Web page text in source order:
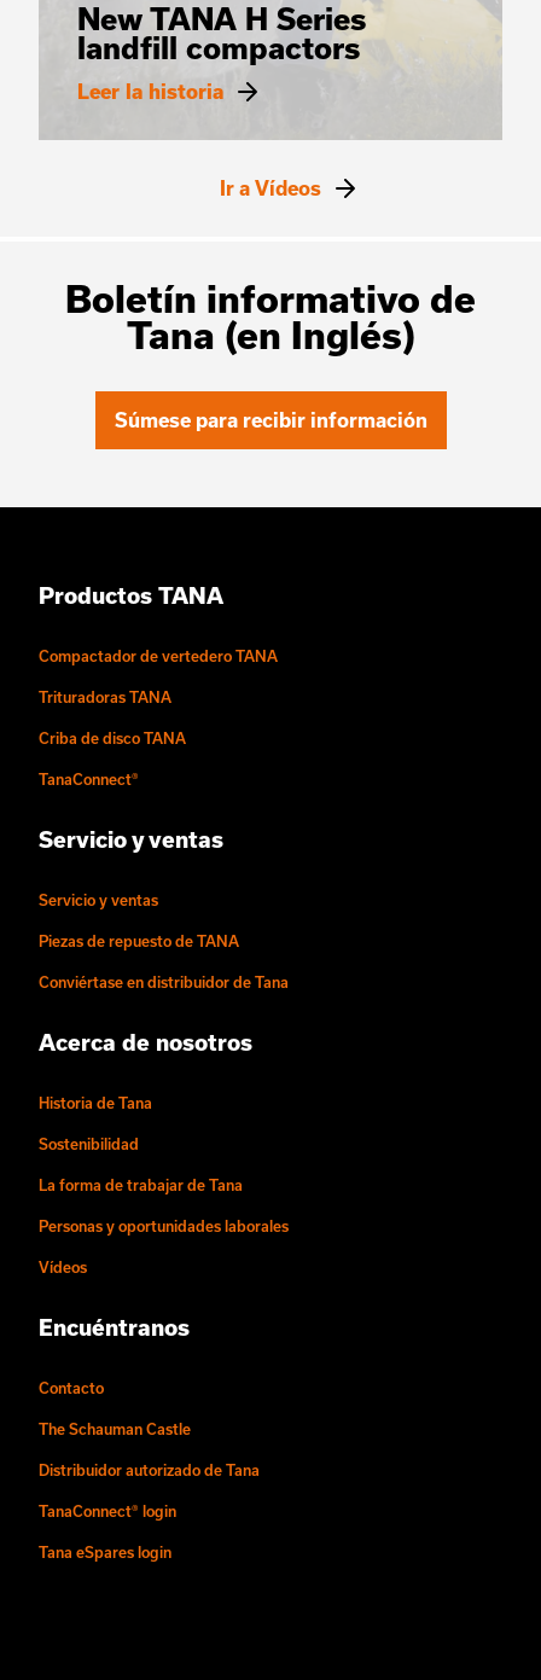
New TANA H Series
landfill compactors
Leer la historia
Ir a Vídeos
Boletín informativo de
Tana (en Inglés)
Súmese para recibir información
Productos TANA
Compactador de vertedero TANA
Trituradoras TANA
Criba de disco TANA
TanaConnect®
Servicio y ventas
Servicio y ventas
Piezas de repuesto de TANA
Conviértase en distribuidor de Tana
Acerca de nosotros
Historia de Tana
Sostenibilidad
La forma de trabajar de Tana
Personas y oportunidades laborales
Vídeos
Encuéntranos
Contacto
The Schauman Castle
Distribuidor autorizado de Tana
TanaConnect® login
Tana eSpares login